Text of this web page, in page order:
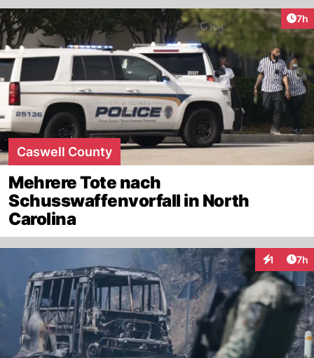
7h
Caswell County
Mehrere Tote nach
Schusswaffenvorfall in North
Carolina
1 7h